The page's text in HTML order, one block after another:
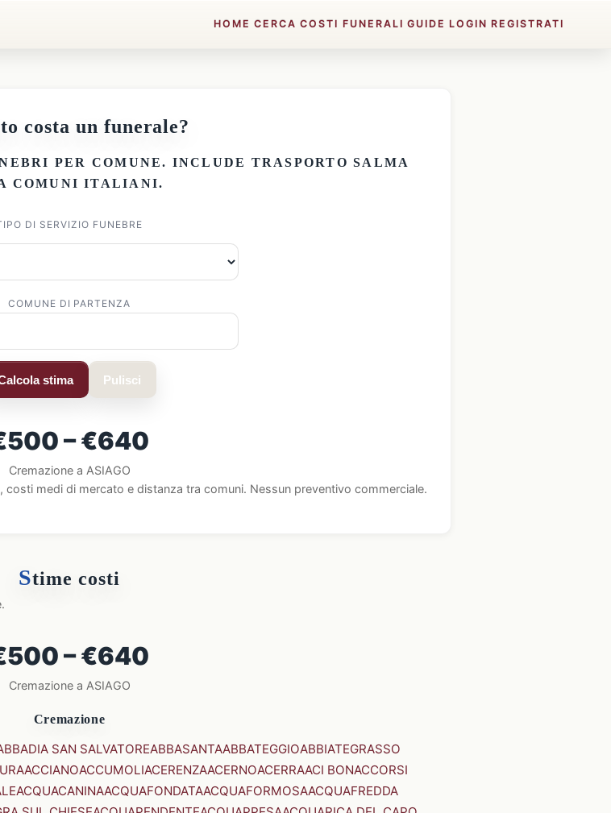
HOME CERCA COSTI FUNERALI GUIDE LOGIN REGISTRATI
costa un funerale?
PER COMUNE. INCLUDE TRASPORTO SALMA
COMUNI ITALIANI.
DI SERVIZIO FUNEBRE
COMUNE DI PARTENZA
stima Pulisci
– €640
Cremazione a ASIAGO
costi medi di mercato e distanza tra comuni. Nessun preventivo commerciale.
Stime costi
– €640
Cremazione a ASIAGO
Cremazione
SAN SALVATOREABBASANTAABBATEGGIOABBIATEGRASSO
ACCIANOACCUMOLIACERENZAACERNOACERRAACI BONACCORSI
ACQUACANINAACQUAFONDATAACQUAFORMOSAACQUAFREDDA